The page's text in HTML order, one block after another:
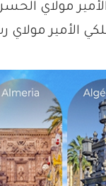
مولاي الحسن
مولاي